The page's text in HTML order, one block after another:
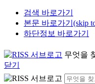
검색 바로가기
본문 바로가기(skip
하단정보 바로가기
무엇을
닫기